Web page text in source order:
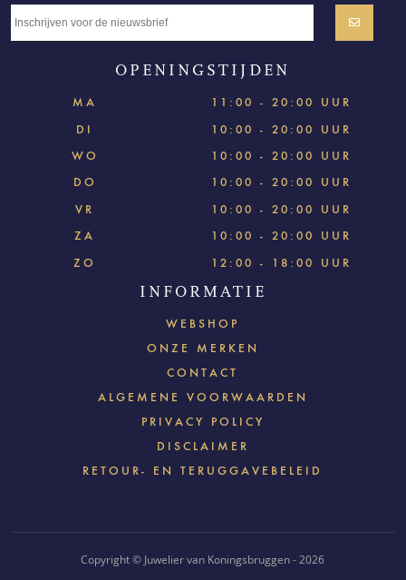
OPENINGSTIJDEN
MA
11:00 - 20:00 UUR
DI
10:00 - 20:00 UUR
WO
10:00 - 20:00 UUR
DO
10:00 - 20:00 UUR
VR
10:00 - 20:00 UUR
ZA
10:00 - 20:00 UUR
ZO
12:00 - 18:00 UUR
INFORMATIE
WEBSHOP
ONZE MERKEN
CONTACT
ALGEMENE VOORWAARDEN
PRIVACY POLICY
DISCLAIMER
RETOUR- EN TERUGGAVEBELEID
Copyright © Juwelier van Koningsbruggen - 2026